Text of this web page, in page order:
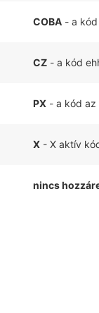
COBA - a kód
CZ - a kód
PX - a kód az
X - X aktív
nincs